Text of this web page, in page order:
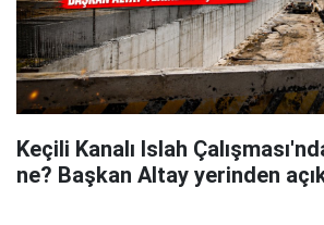
Keçili Kanalı Islah
ne? Başkan Altay yerinden